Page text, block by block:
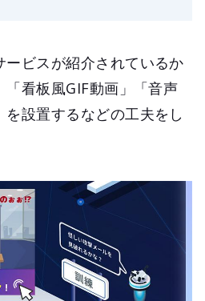
ビスが紹介されているか
看板風GIF動画」「音声
設置するなどの工夫をし